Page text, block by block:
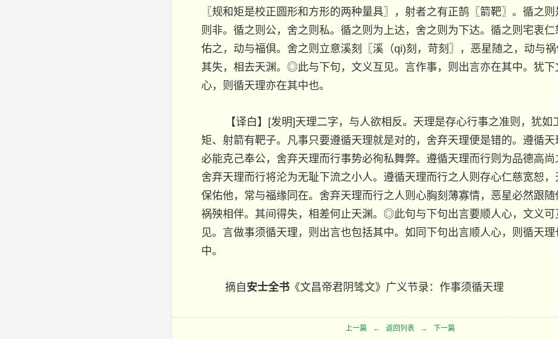
〖规和矩是校正圆形和方形的两种量具〗， 射者之有正鹄 〖箭靶〗 。循之则
则非。循之则公，舍之则私。循之则为上达，舍之则为下达。循之则宅衷仁
佑之，动与福倶。舍之则立意溪刻
〖溪 （qi)刻，苛刻〗
，恶星随之，动与
其失，相去天渊。 ◎此与下句，文义互见。言作事，则出言亦在其中。犹下
心，则循天理亦在其中也。
【译白】[发明]天理二字，与人欲相反。天理是存心行事之准则，犹如
矩、射箭有靶子。凡事只要遵循天理就是对的，舍弃天理便是错的。遵循天
必能克己奉公，舍弃天理而行事势必徇私舞弊。遵循天理而行则为品德高尚
舍弃天理而行将沦为无耻下流之小人。遵循天理而行之人则存心仁慈宽恕，
保佑他，常与福缘同在。舍弃天理而行之人则心胸刻薄寡情，恶星必然跟随
祸殃相伴。其间得失，相差何止天渊。◎此句与下句出言要顺人心，文义可
见。言做事须循天理，则出言也包括其中。如同下句出言顺人心，则循天理
中。
摘自 安士全书 《文昌帝君阴骘文》广义节录： 作事须循天理
上一篇 ← 返回列表 → 下一篇